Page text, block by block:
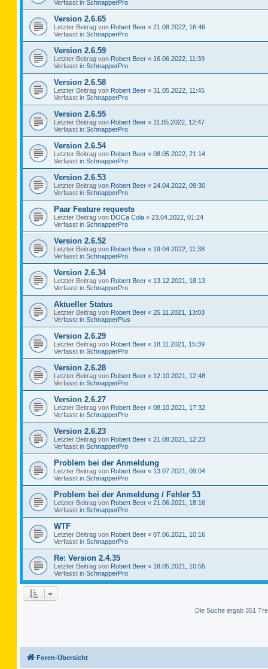
Verfasst in SchnapperPro
Version 2.6.65
Letzter Beitrag von Robert Beer « 21.08.2022, 16:46
Verfasst in SchnapperPro
Version 2.6.59
Letzter Beitrag von Robert Beer « 16.06.2022, 11:39
Verfasst in SchnapperPro
Version 2.6.58
Letzter Beitrag von Robert Beer « 31.05.2022, 11:45
Verfasst in SchnapperPro
Version 2.6.55
Letzter Beitrag von Robert Beer « 11.05.2022, 12:47
Verfasst in SchnapperPro
Version 2.6.54
Letzter Beitrag von Robert Beer « 08.05.2022, 21:14
Verfasst in SchnapperPro
Version 2.6.53
Letzter Beitrag von Robert Beer « 24.04.2022, 09:30
Verfasst in SchnapperPro
Paar Feature requests
Letzter Beitrag von DOCa Cola « 23.04.2022, 01:24
Verfasst in SchnapperPro
Version 2.6.52
Letzter Beitrag von Robert Beer « 19.04.2022, 11:38
Verfasst in SchnapperPro
Version 2.6.34
Letzter Beitrag von Robert Beer « 13.12.2021, 18:13
Verfasst in SchnapperPro
Aktueller Status
Letzter Beitrag von Robert Beer « 25.11.2021, 13:03
Verfasst in SchnapperPlus
Version 2.6.29
Letzter Beitrag von Robert Beer « 18.11.2021, 15:39
Verfasst in SchnapperPro
Version 2.6.28
Letzter Beitrag von Robert Beer « 12.10.2021, 12:48
Verfasst in SchnapperPro
Version 2.6.27
Letzter Beitrag von Robert Beer « 08.10.2021, 17:32
Verfasst in SchnapperPro
Version 2.6.23
Letzter Beitrag von Robert Beer « 21.08.2021, 12:23
Verfasst in SchnapperPro
Problem bei der Anmeldung
Letzter Beitrag von Robert Beer « 13.07.2021, 09:04
Verfasst in SchnapperPro
Problem bei der Anmeldung / Fehler 53
Letzter Beitrag von Robert Beer « 21.06.2021, 18:16
Verfasst in SchnapperPro
WTF
Letzter Beitrag von Robert Beer « 07.06.2021, 10:16
Verfasst in SchnapperPro
Re: Version 2.4.35
Letzter Beitrag von Robert Beer « 18.05.2021, 10:55
Verfasst in SchnapperPro
Die Suche ergab 351
Foren-Übersicht